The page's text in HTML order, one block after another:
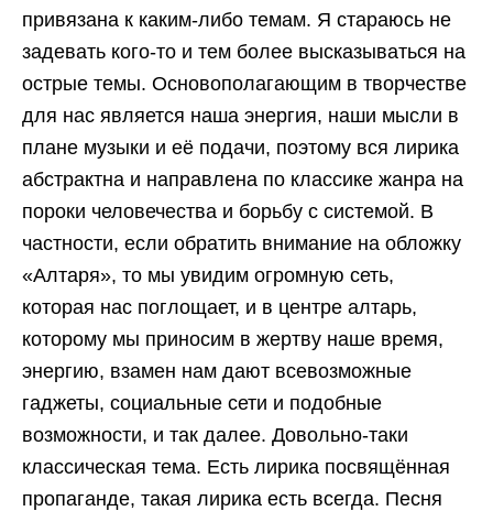
привязана к каким-либо темам. Я стараюсь не
задевать кого-то и тем более высказываться на
острые темы. Основополагающим в творчестве
для нас является наша энергия, наши мысли в
плане музыки и её подачи, поэтому вся лирика
абстрактна и направлена по классике жанра на
пороки человечества и борьбу с системой. В
частности, если обратить внимание на обложку
«Алтаря», то мы увидим огромную сеть,
которая нас поглощает, и в центре алтарь,
которому мы приносим в жертву наше время,
энергию, взамен нам дают всевозможные
гаджеты, социальные сети и подобные
возможности, и так далее. Довольно-таки
классическая тема. Есть лирика посвящённая
пропаганде, такая лирика есть всегда. Песня